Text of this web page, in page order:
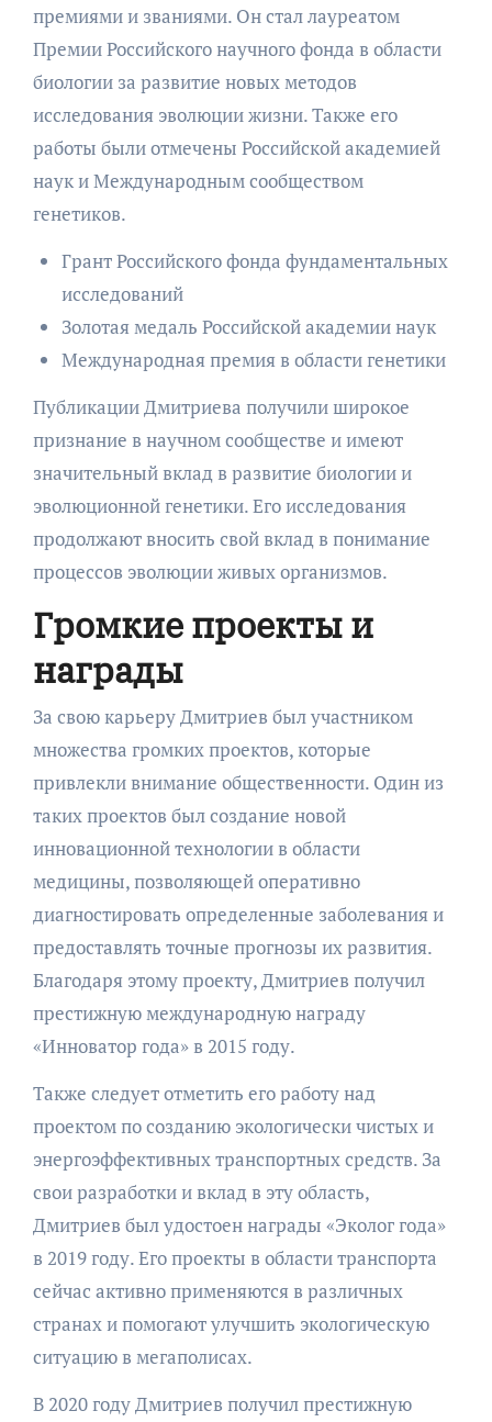
премиями и званиями. Он стал лауреатом
Премии Российского научного фонда в области
биологии за развитие новых методов
исследования эволюции жизни. Также его
работы были отмечены Российской академией
наук и Международным сообществом
генетиков.
Грант Российского фонда фундаментальных
исследований
Золотая медаль Российской академии наук
Международная премия в области генетики
Публикации Дмитриева получили широкое
признание в научном сообществе и имеют
значительный вклад в развитие биологии и
эволюционной генетики. Его исследования
продолжают вносить свой вклад в понимание
процессов эволюции живых организмов.
Громкие проекты и
награды
За свою карьеру Дмитриев был участником
множества громких проектов, которые
привлекли внимание общественности. Один из
таких проектов был создание новой
инновационной технологии в области
медицины, позволяющей оперативно
диагностировать определенные заболевания и
предоставлять точные прогнозы их развития.
Благодаря этому проекту, Дмитриев получил
престижную международную награду
«Инноватор года» в 2015 году.
Также следует отметить его работу над
проектом по созданию экологически чистых и
энергоэффективных транспортных средств. За
свои разработки и вклад в эту область,
Дмитриев был удостоен награды «Эколог года»
в 2019 году. Его проекты в области транспорта
сейчас активно применяются в различных
странах и помогают улучшить экологическую
ситуацию в мегаполисах.
В 2020 году Дмитриев получил престижную